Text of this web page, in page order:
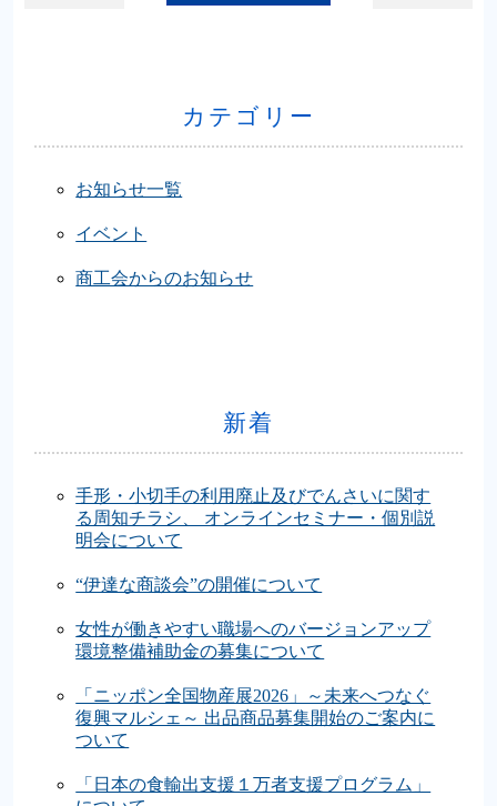
カテゴリー
お知らせ一覧
イベント
商工会からのお知らせ
新着
手形・小切手の利用廃止及びでんさいに関す
る周知チラシ、 オンラインセミナー・個別説
明会について
“伊達な商談会”の開催について
女性が働きやすい職場へのバージョンアップ
環境整備補助金の募集について
「ニッポン全国物産展2026」～未来へつなぐ
復興マルシェ～ 出品商品募集開始のご案内に
ついて
「日本の食輸出支援１万者支援プログラム」